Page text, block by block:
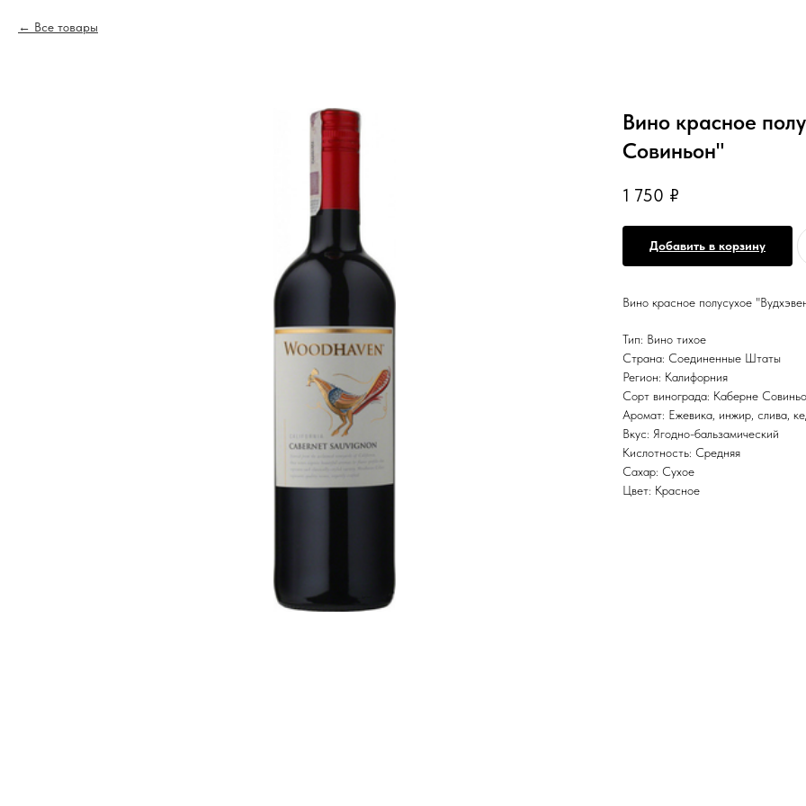
Все товары
Вино красное
Совиньон"
1 750 ₽
Добавить в корзину
Вино красное полусухое
Тип: Вино тихое
Страна: Соединенные Штаты
Регион: Калифорния
Сорт винограда: Каберне
Аромат: Ежевика, инжир, слива,
Вкус: Ягодно-бальзамический
Кислотность: Средняя
Сахар: Сухое
Цвет: Красное